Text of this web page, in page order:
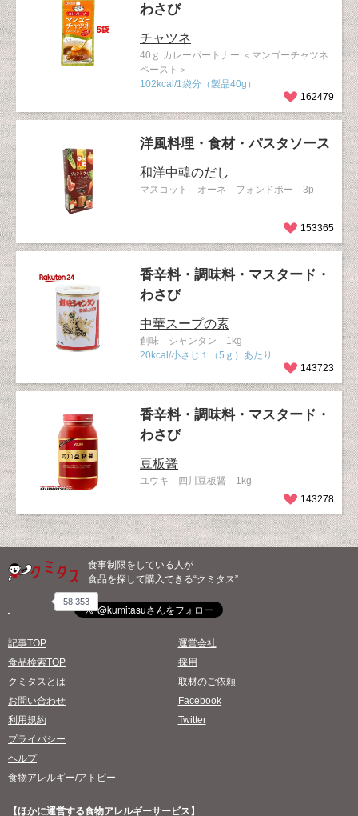
わさび
チャツネ
40ｇ カレーパートナー ＜マンゴーチャツネ
ペースト＞
102kcal/1袋分（製品40g）
162479
洋風料理・食材・パスタソース
和洋中韓のだし
マスコット オーネ フォンドボー 3p
153365
香辛料・調味料・マスタード・
わさび
中華スープの素
創味 シャンタン 1kg
20kcal/小さじ１（5ｇ）あたり
143723
香辛料・調味料・マスタード・
わさび
豆板醤
ユウキ 四川豆板醤 1kg
143278
食事制限をしている人が
食品を探して購入できる“クミタス”
58,353
記事TOP
食品検索TOP
クミタスとは
お問い合わせ
利用規約
プライバシー
ヘルプ
食物アレルギー/アトピー
運営会社
採用
取材のご依頼
Facebook
Twitter
【ほかに運営する食物アレルギーサービス】